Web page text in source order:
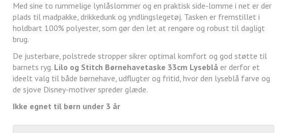
Med sine to rummelige lynlåslommer og en praktisk side-lomme i net er der
plads til madpakke, drikkedunk og yndlingslegetøj. Tasken er fremstillet i
holdbart 100% polyester, som gør den let at rengøre og robust til dagligt
brug.
De justerbare, polstrede stropper sikrer optimal komfort og god støtte til
barnets ryg. Lilo og Stitch Børnehavetaske 33cm Lyseblå er derfor et
ideelt valg til både børnehave, udflugter og fritid, hvor den lyseblå farve og
de sjove Disney-motiver spreder glæde.
Ikke egnet til børn under 3 år